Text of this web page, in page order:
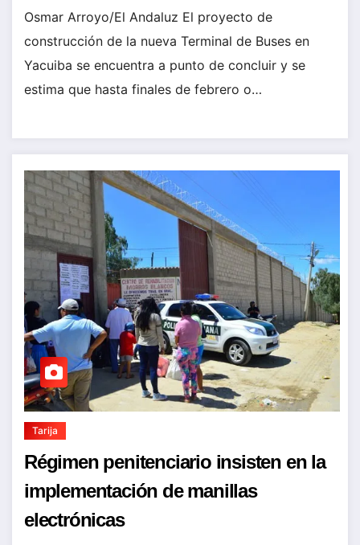
Osmar Arroyo/El Andaluz El proyecto de
construcción de la nueva Terminal de Buses en
Yacuiba se encuentra a punto de concluir y se
estima que hasta finales de febrero o…
Tarija
Régimen penitenciario insisten en la
implementación de manillas
electrónicas